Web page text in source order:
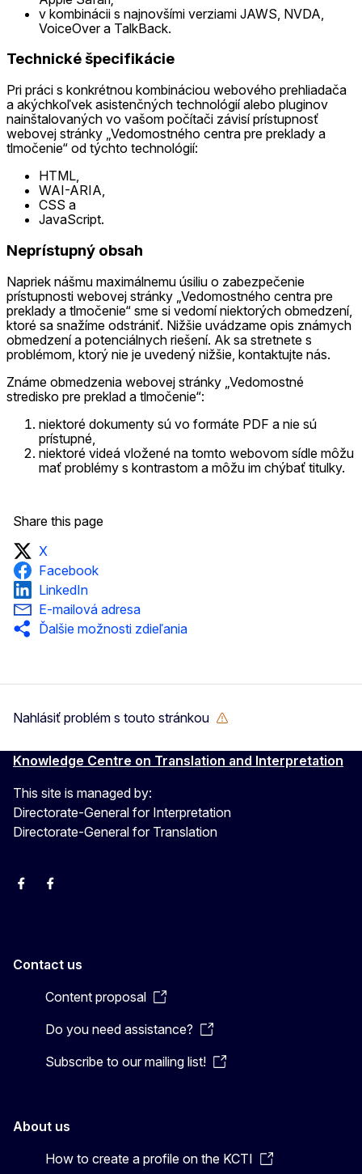
v kombinácii s najnovšími verziami JAWS, NVDA,
VoiceOver a TalkBack.
Technické špecifikácie
Pri práci s konkrétnou kombináciou webového prehliadača
a akýchkoľvek asistenčných technológií alebo pluginov
nainštalovaných vo vašom počítači závisí prístupnosť
webovej stránky „Vedomostného centra pre preklady a
tlmočenie“ od týchto technológií:
HTML,
WAI-ARIA,
CSS a
JavaScript.
Neprístupný obsah
Napriek nášmu maximálnemu úsiliu o zabezpečenie
prístupnosti webovej stránky „Vedomostného centra pre
preklady a tlmočenie“ sme si vedomí niektorých obmedzení,
ktoré sa snažíme odstrániť. Nižšie uvádzame opis známych
obmedzení a potenciálnych riešení. Ak sa stretnete s
problémom, ktorý nie je uvedený nižšie, kontaktujte nás.
Známe obmedzenia webovej stránky „Vedomostné
stredisko pre preklad a tlmočenie“:
niektoré dokumenty sú vo formáte PDF a nie sú
prístupné,
niektoré videá vložené na tomto webovom sídle môžu
mať problémy s kontrastom a môžu im chýbať titulky.
Share this page
X
Facebook
LinkedIn
E-mailová adresa
Ďalšie možnosti zdieľania
Nahlásiť problém s touto stránkou
Knowledge Centre on Translation and Interpretation
This site is managed by:
Directorate-General for Interpretation
Directorate-General for Translation
EU Interpreters
Translating for Europe
Contact us
Content proposal
Do you need assistance?
Subscribe to our mailing list!
About us
How to create a profile on the KCTI